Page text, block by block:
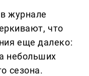
журнале
что
еще далеко:
небольших
сезона.